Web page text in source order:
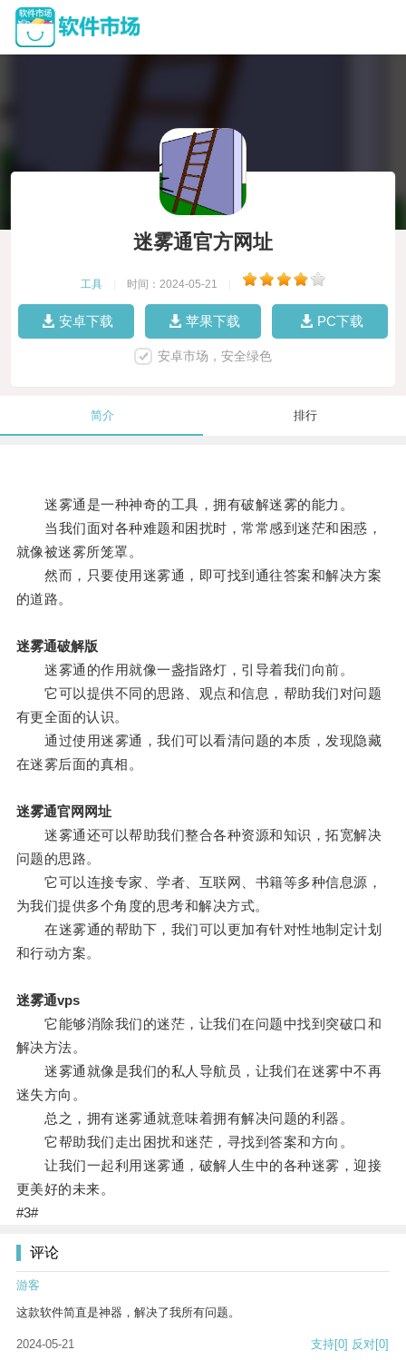
迷雾通官方网址
工具 时间：2024-05-21
安卓下载 苹果下载 PC下载
安卓市场，安全绿色
简介 排行
迷雾通是一种神奇的工具，拥有破解迷雾的能力。
当我们面对各种难题和困扰时，常常感到迷茫和困惑，
就像被迷雾所笼罩。
然而，只要使用迷雾通，即可找到通往答案和解决方案
的道路。
迷雾通破解版
迷雾通的作用就像一盏指路灯，引导着我们向前。
它可以提供不同的思路、观点和信息，帮助我们对问题
有更全面的认识。
通过使用迷雾通，我们可以看清问题的本质，发现隐藏
在迷雾后面的真相。
迷雾通官网网址
迷雾通还可以帮助我们整合各种资源和知识，拓宽解决
问题的思路。
它可以连接专家、学者、互联网、书籍等多种信息源，
为我们提供多个角度的思考和解决方式。
在迷雾通的帮助下，我们可以更加有针对性地制定计划
和行动方案。
迷雾通vps
它能够消除我们的迷茫，让我们在问题中找到突破口和
解决方法。
迷雾通就像是我们的私人导航员，让我们在迷雾中不再
迷失方向。
总之，拥有迷雾通就意味着拥有解决问题的利器。
它帮助我们走出困扰和迷茫，寻找到答案和方向。
让我们一起利用迷雾通，破解人生中的各种迷雾，迎接
更美好的未来。
#3#
评论
游客
这款软件简直是神器，解决了我所有问题。
2024-05-21 支持[0] 反对[0]